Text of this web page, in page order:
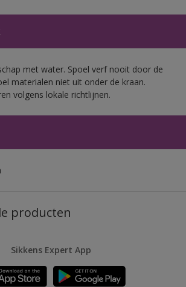
met water. Spoel verf nooit door de
materialen niet uit onder de kraan.
volgens lokale richtlijnen.
producten
Sikkens Expert App